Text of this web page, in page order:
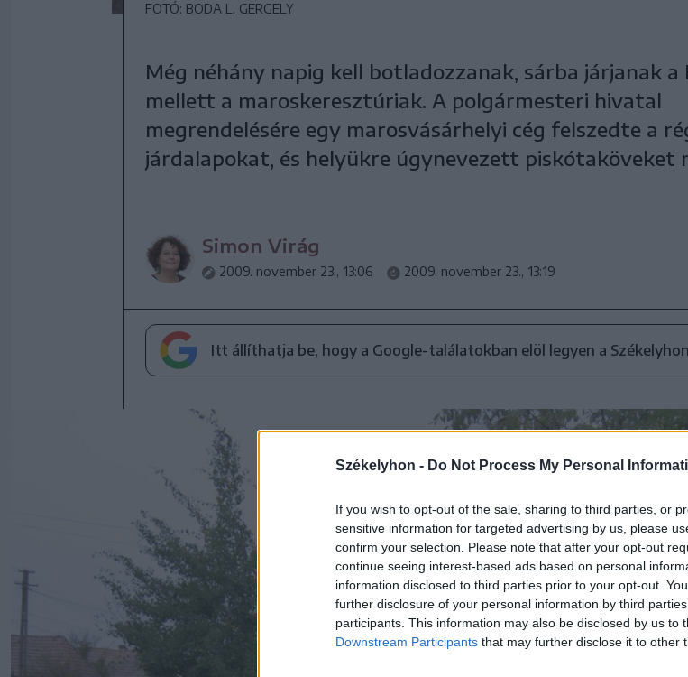
Székelyhon - Do Not Process My Personal
If you wish to opt-out of the sale, sharing to third parties, or
sensitive information for targeted advertising by us, please
confirm your selection. Please note that after your opt-out
continue seeing interest-based ads based on personal
information disclosed to third parties prior to your opt-out.
further disclosure of your personal information by third
participants. This information may also be disclosed by us to
Downstream Participants that may further disclose it to other
FOTÓ: BODA L. GERGELY
Még néhány napig kell botladozzanak, sárba járjanak a
mellett a maroskeresztúriak. A polgármesteri hivatal
megrendelésére egy marosvásárhelyi cég felszedte a
járdalapokat, és helyükre úgynevezett piskótaköveket
Simon Virág
2009. november 23., 13:06 2009. november 23., 13:19
Itt állíthatja be, hogy a Google-találatokban elöl legyen a